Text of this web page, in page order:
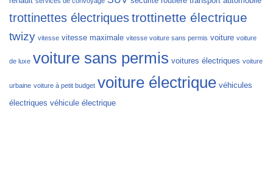
trottinettes électriquestrottinette électrique
twizy vitesse vitesse maximale vitesse voiture sans permis voiture voiture
de luxe voiture sans permis voitures électriques voiture
urbaine voiture à petit budget voiture électrique véhicules
électriques véhicule électrique